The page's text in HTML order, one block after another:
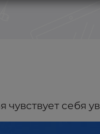
себя